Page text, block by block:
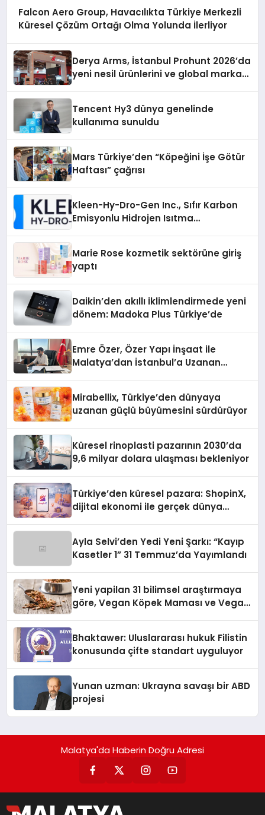
Falcon Aero Group, Havacılıkta Türkiye Merkezli
Küresel Çözüm Ortağı Olma Yolunda İlerliyor
Derya Arms, İstanbul Prohunt 2026’da
yeni nesil ürünlerini ve global marka
Tencent Hy3 dünya genelinde
kullanıma sunuldu
Mars Türkiye’den “Köpeğini İşe Götür
Haftası” çağrısı
Kleen-Hy-Dro-Gen Inc., Sıfır Karbon
Emisyonlu Hidrojen Isıtma
Marie Rose kozmetik sektörüne giriş
yaptı
Daikin’den akıllı iklimlendirmede yeni
dönem: Madoka Plus Türkiye’de
Emre Özer, Özer Yapı İnşaat ile
Malatya’dan İstanbul’a Uzanan
Mirabellix, Türkiye’den dünyaya
uzanan güçlü büyümesini sürdürüyor
Küresel rinoplasti pazarının 2030’da
9,6 milyar dolara ulaşması bekleniyor
Türkiye’den küresel pazara: ShopinX,
dijital ekonomi ile gerçek dünya
Ayla Selvi’den Yedi Yeni Şarkı: “Kayıp
Kasetler 1” 31 Temmuz’da Yayımlandı
Yeni yapilan 31 bilimsel araştırmaya
göre, Vegan Köpek Maması ve Vegan
Bhaktawer: Uluslararası hukuk Filistin
konusunda çifte standart uyguluyor
Yunan uzman: Ukrayna savaşı bir ABD
projesi
Malatya'da Haberin Doğru Adresi